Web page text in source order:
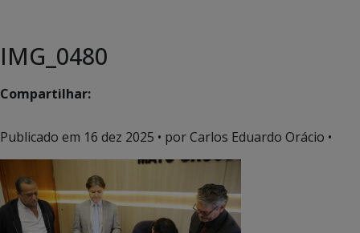
IMG_0480
Compartilhar:
Publicado em 16 dez 2025 • por Carlos Eduardo Orácio •